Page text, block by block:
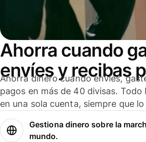
Ahorra cuando
envíes y recibas
Ahorra dinero cuando envíes,
pagos en más de 40 divisas. Todo
en una sola cuenta, siempre que
Gestiona dinero sobre la
mundo.